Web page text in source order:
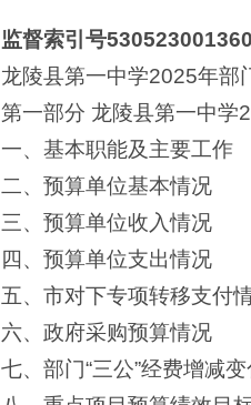
监督索引号
龙陵县第一中学2025年部
第一部分 龙陵县第一中学
一、基本职能及主要工作
二、预算单位基本情况
三、预算单位收入情况
四、预算单位支出情况
五、市对下专项转移支付
六、政府采购预算情况
七、部门“三公”经费增减